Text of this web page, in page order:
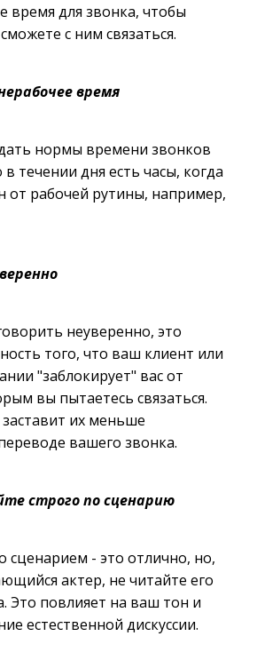
время для звонка, чтобы
с ним связаться.
время
нормы времени звонков
течении дня есть часы, когда
от рабочей рутины, например,
неуверенно, это
того, что ваш клиент или
"заблокирует" вас от
вы пытаетесь связаться.
их меньше
вашего звонка.
строго по сценарию
сценарием - это отлично, но,
актер, не читайте его
Это повлияет на ваш тон и
естественной дискуссии.